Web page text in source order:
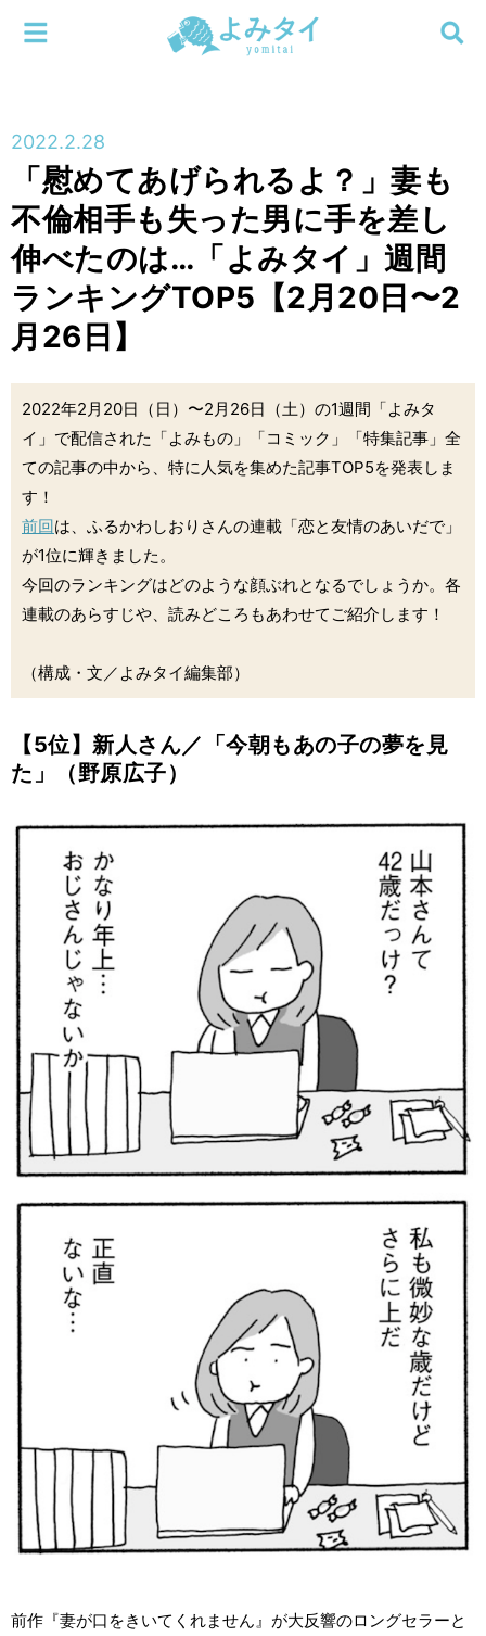
連載
新刊
編集部
検索する
メニューを閉じる
2022.2.28
「慰めてあげられるよ？」妻も
不倫相手も失った男に手を差し
伸べたのは…「よみタイ」週間
ランキングTOP5【2月20日〜2
月26日】
2022年2月20日（日）〜2月26日（土）の1週間「よみタ
イ」で配信された「よみもの」「コミック」「特集記事」全
ての記事の中から、特に人気を集めた記事TOP5を発表しま
す！
前回は、ふるかわしおりさんの連載「恋と友情のあいだで」
が1位に輝きました。
今回のランキングはどのような顔ぶれとなるでしょうか。各
連載のあらすじや、読みどころもあわせてご紹介します！
（構成・文／よみタイ編集部）
【5位】新人さん／「今朝もあの子の夢を見
た」（野原広子）
前作『妻が口をきいてくれません』が大反響のロングセラーと